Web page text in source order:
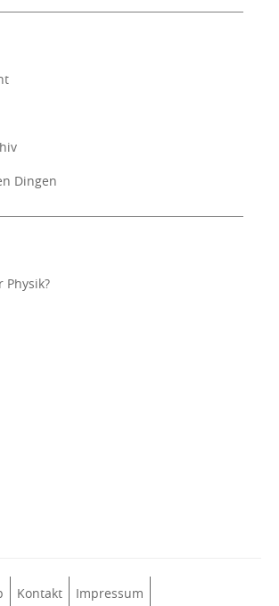
Dingen
Physik?
Kontakt Impressum